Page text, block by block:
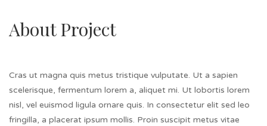
About Project
Cras ut magna quis metus tristique vulputate. Ut a sapien
scelerisque, fermentum lorem a, aliquet mi. Ut lobortis lorem
nisl, vel euismod ligula ornare quis. In consectetur elit sed leo
fringilla, a placerat ipsum mollis. Proin suscipit metus vitae